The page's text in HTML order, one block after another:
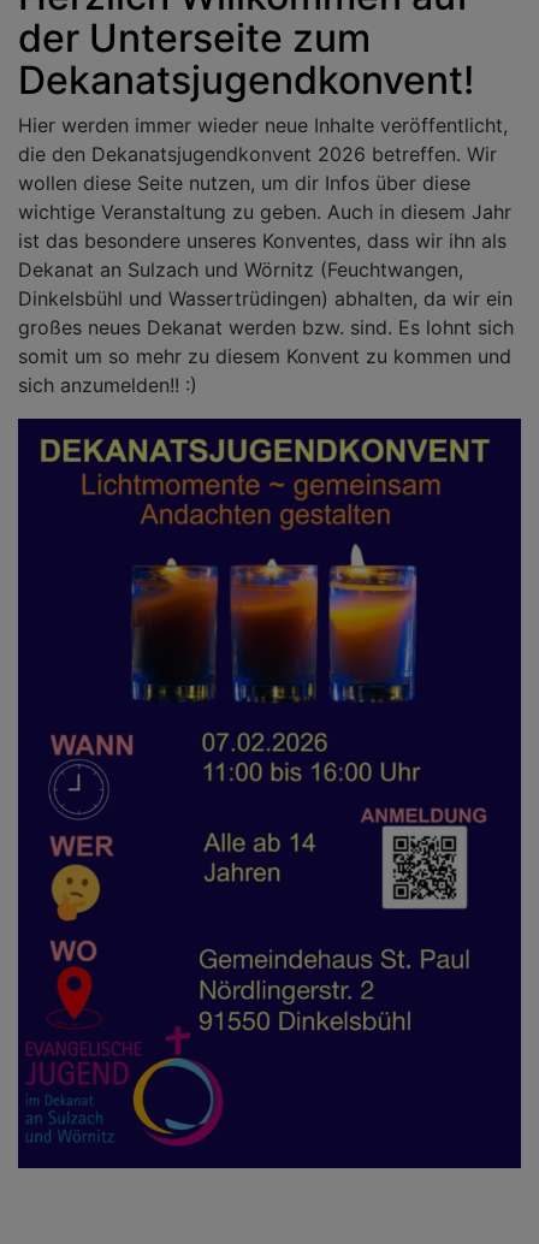
der Unterseite zum
Dekanatsjugendkonvent!
Hier werden immer wieder neue Inhalte veröffentlicht,
die den Dekanatsjugendkonvent 2026 betreffen. Wir
wollen diese Seite nutzen, um dir Infos über diese
wichtige Veranstaltung zu geben. Auch in diesem Jahr
ist das besondere unseres Konventes, dass wir ihn als
Dekanat an Sulzach und Wörnitz (Feuchtwangen,
Dinkelsbühl und Wassertrüdingen) abhalten, da wir ein
großes neues Dekanat werden bzw. sind. Es lohnt sich
somit um so mehr zu diesem Konvent zu kommen und
sich anzumelden!! :)